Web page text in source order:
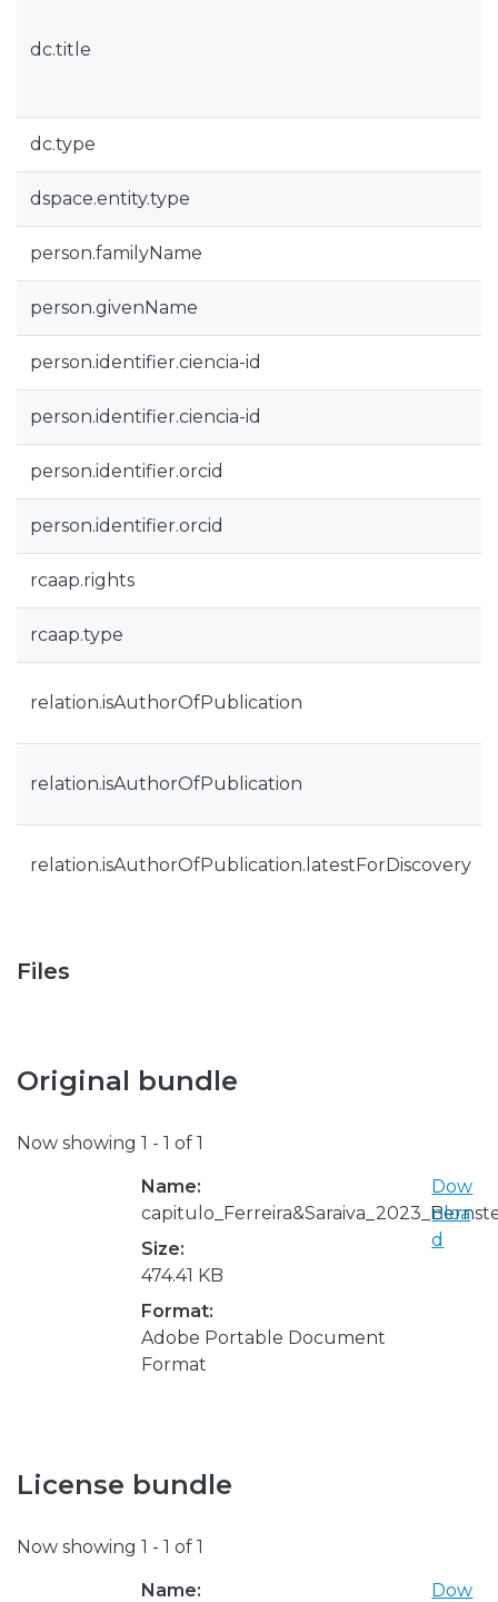
dc.title
dc.type
dspace.entity.type
person.familyName
person.givenName
person.identifier.ciencia-id
person.identifier.ciencia-id
person.identifier.orcid
person.identifier.orcid
rcaap.rights
rcaap.type
relation.isAuthorOfPublication
relation.isAuthorOfPublication
relation.isAuthorOfPublication.latestForDiscovery
Files
Original bundle
Now showing 1 - 1 of 1
Name:
Size:
474.41 KB
Format:
Adobe Portable Document
Format
Dow
nloa
d
License bundle
Now showing 1 - 1 of 1
Name:
Dow